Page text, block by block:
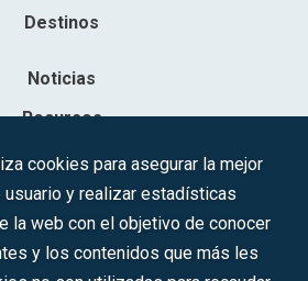
Destinos
Noticias
Recursos
Contacto
para la Gestión de la Innovación y las
T, 12593, Se. 8, F. 129, H. 201.307.
cookies para asegurar la mejor
usuario y realizar estadísticas
la web con el objetivo de conocer
y los contenidos que más les